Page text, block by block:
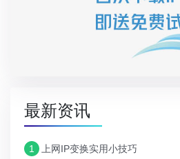
最新资讯
1 上网IP变换实用小技巧